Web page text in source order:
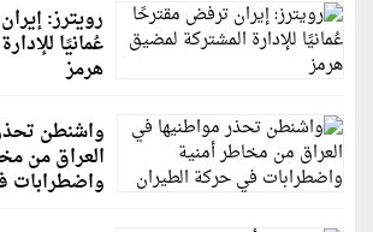
رويترز:
عُمانيًا
هرمز
واشنطن
العراق من
واضطرابات